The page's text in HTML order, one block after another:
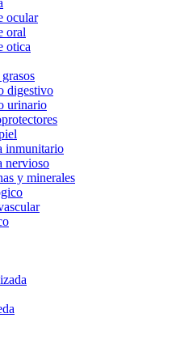
ocular
oral
otica
digestivo
urinario
inmunitario
nervioso
y minerales